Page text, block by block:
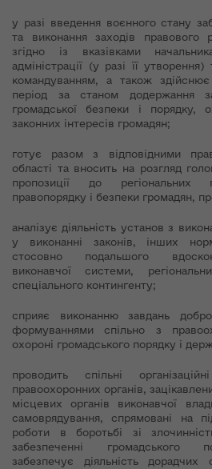
у разі введення воєнного стану
та виконання заходів правового
згідно із вказівками
адміністрації (у разі її
командуванням, а також
період за станом додержання
громадської безпеки і порядку,
законних інтересів громадян;
готує разом з відповідними
області та вносить на розгляд
пропозиції до регіональних
правопорядку і безпеки громадян,
аналізує діяльність установ з
у виконанні законів, інших
стосовно подальшого
виконавчої системи,
спеціального контингенту;
сприяє виконанню завдань
формуваннями спільно з
охороні громадського порядку і
проводить спільні
правоохоронних органів,
місцевих органів виконавчої
самоврядування, спрямовані на
роботи в боротьбі зі
забезпеченні громадського
забезпечує діяльність дорадчих